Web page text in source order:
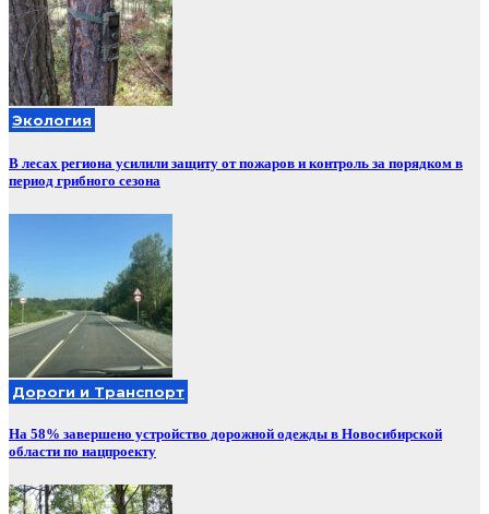
Экология
В лесах региона усилили защиту от пожаров и контроль за порядком в
период грибного сезона
Дороги и Транспорт
На 58% завершено устройство дорожной одежды в Новосибирской
области по нацпроекту